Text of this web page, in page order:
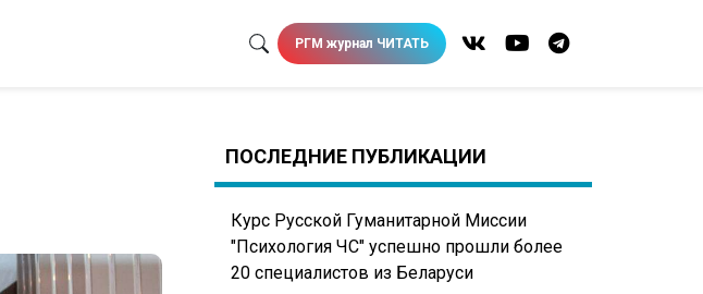
РГМ журнал ЧИТАТЬ
ПОСЛЕДНИЕ ПУБЛИКАЦИИ
Курс Русской Гуманитарной Миссии
"Психология ЧС" успешно прошли более
20 специалистов из Беларуси